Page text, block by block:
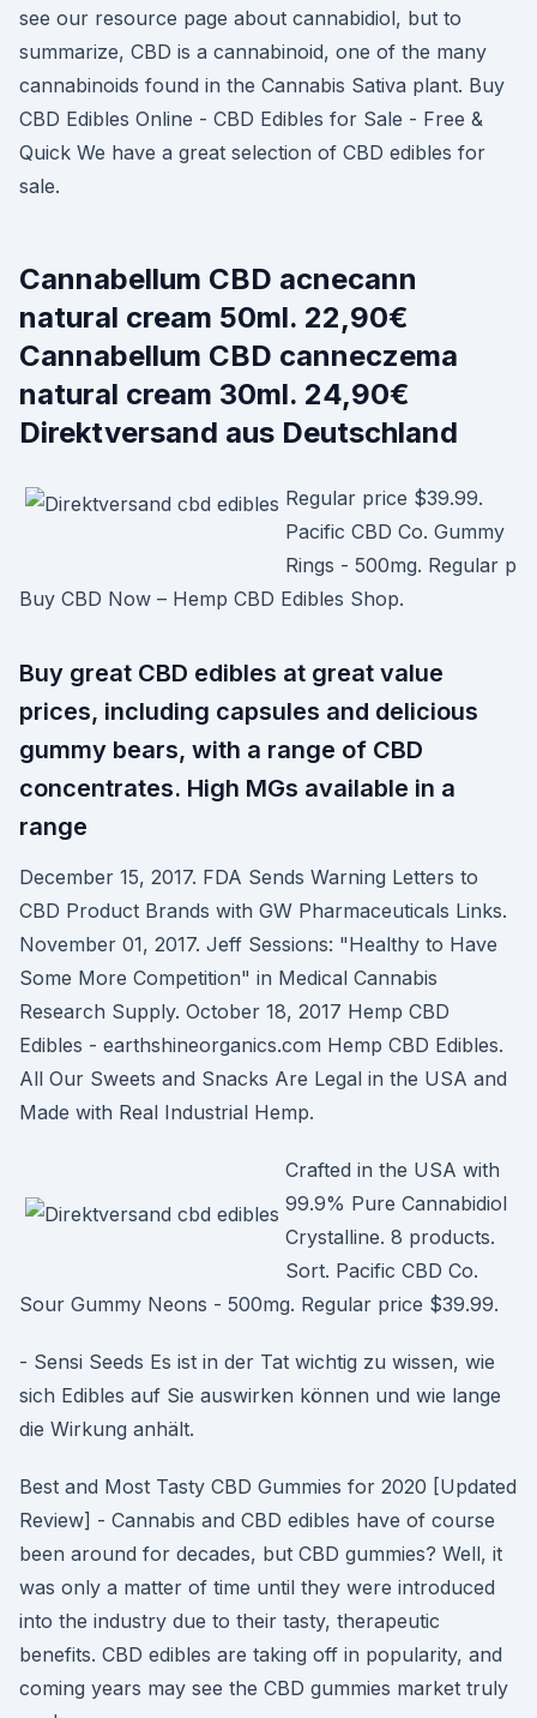
see our resource page about cannabidiol, but to
summarize, CBD is a cannabinoid, one of the many
cannabinoids found in the Cannabis Sativa plant. Buy
CBD Edibles Online - CBD Edibles for Sale - Free &
Quick We have a great selection of CBD edibles for
sale.
Cannabellum CBD acnecann
natural cream 50ml. 22,90€
Cannabellum CBD canneczema
natural cream 30ml. 24,90€
Direktversand aus Deutschland
Regular price $39.99.
Pacific CBD Co. Gummy
Rings - 500mg. Regular p
Buy CBD Now – Hemp CBD Edibles Shop.
Buy great CBD edibles at great value
prices, including capsules and delicious
gummy bears, with a range of CBD
concentrates. High MGs available in a
range
December 15, 2017. FDA Sends Warning Letters to
CBD Product Brands with GW Pharmaceuticals Links.
November 01, 2017. Jeff Sessions: "Healthy to Have
Some More Competition" in Medical Cannabis
Research Supply. October 18, 2017 Hemp CBD
Edibles - earthshineorganics.com Hemp CBD Edibles.
All Our Sweets and Snacks Are Legal in the USA and
Made with Real Industrial Hemp.
Crafted in the USA with
99.9% Pure Cannabidiol
Crystalline. 8 products.
Sort. Pacific CBD Co.
Sour Gummy Neons - 500mg. Regular price $39.99.
- Sensi Seeds Es ist in der Tat wichtig zu wissen, wie
sich Edibles auf Sie auswirken können und wie lange
die Wirkung anhält.
Best and Most Tasty CBD Gummies for 2020 [Updated
Review] - Cannabis and CBD edibles have of course
been around for decades, but CBD gummies? Well, it
was only a matter of time until they were introduced
into the industry due to their tasty, therapeutic
benefits. CBD edibles are taking off in popularity, and
coming years may see the CBD gummies market truly